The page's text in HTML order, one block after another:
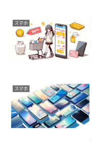
スマホ
スマホ